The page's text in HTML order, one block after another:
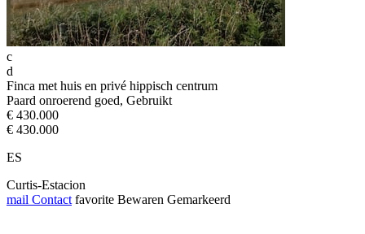
c
d
Finca met huis en privé hippisch centrum
Paard onroerend goed, Gebruikt
€ 430.000
€ 430.000
ES
Curtis-Estacion
mail Contact favorite Bewaren Gemarkeerd